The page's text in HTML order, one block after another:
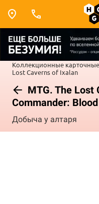
Коллекционные карточные
Lost Caverns of Ixalan
MTG. The Lost
Commander:
Добыча у алтаря